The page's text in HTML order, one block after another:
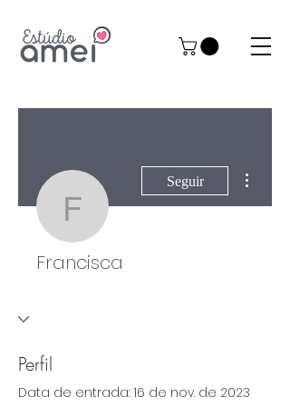
Francisca
Seguir
Francisca
Perfil
Data de entrada: 16 de nov. de 2023